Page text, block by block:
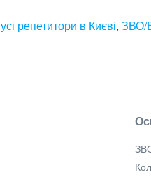
усі репетитори в Києві, ЗВО/